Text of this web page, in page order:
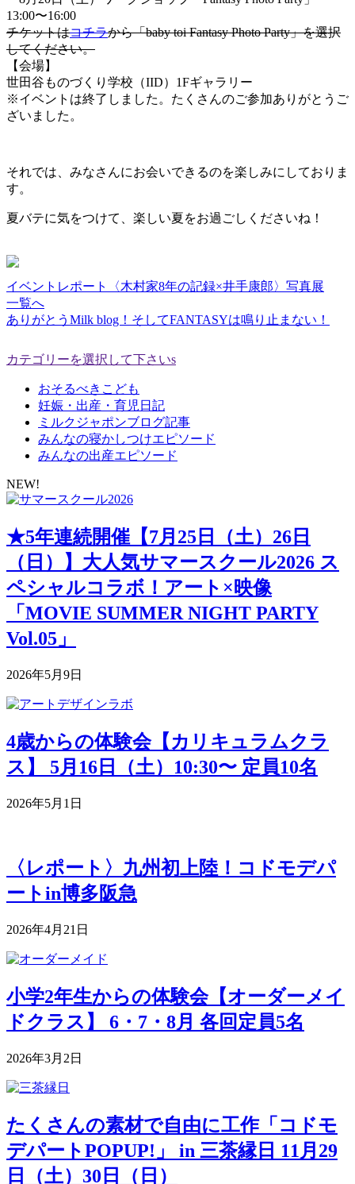
13:00〜16:00
チケットはコチラから「baby toi Fantasy Photo Party」を選択
してください。
【会場】
世田谷ものづくり学校（IID）1Fギャラリー
※イベントは終了しました。たくさんのご参加ありがとうご
ざいました。
それでは、みなさんにお会いできるのを楽しみにしておりま
す。
夏バテに気をつけて、楽しい夏をお過ごしくださいね！
イベントレポート〈木村家8年の記録×井手康郎〉写真展
一覧へ
ありがとうMilk blog！そしてFANTASYは鳴り止まない！
カテゴリーを選択して下さいs
おそるべきこども
妊娠・出産・育児日記
ミルクジャポンブログ記事
みんなの寝かしつけエピソード
みんなの出産エピソード
NEW!
★5年連続開催【7月25日（土）26日
（日）】大人気サマースクール2026 ス
ペシャルコラボ！アート×映像
「MOVIE SUMMER NIGHT PARTY
Vol.05」
2026年5月9日
4歳からの体験会【カリキュラムクラ
ス】 5月16日（土）10:30〜 定員10名
2026年5月1日
〈レポート〉九州初上陸！コドモデパ
ートin博多阪急
2026年4月21日
小学2年生からの体験会【オーダーメイ
ドクラス】 6・7・8月 各回定員5名
2026年3月2日
たくさんの素材で自由に工作「コドモ
デパートPOPUP!」 in 三茶縁日 11月29
日（土）30日（日）